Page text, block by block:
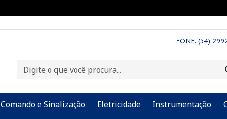
FONE: (54)
Comando e Sinalização Eletricidade Instrumentação